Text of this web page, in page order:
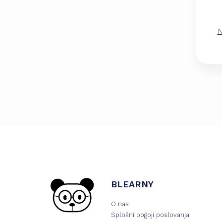
BLEARNY
O nas
Splošni pogoji poslovanja